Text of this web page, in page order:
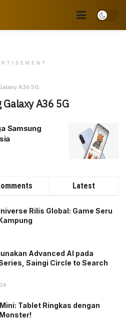
A36 5G
A36 5G
Samsung
Latest
Rilis Global: Game Seru
Advanced AI pada
Saingi Circle to Search
Tablet Ringkas dengan